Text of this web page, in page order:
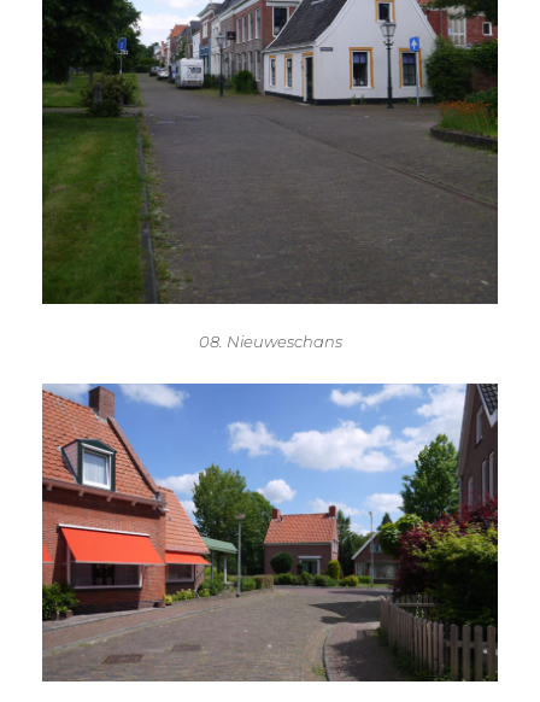
08. Nieuweschans